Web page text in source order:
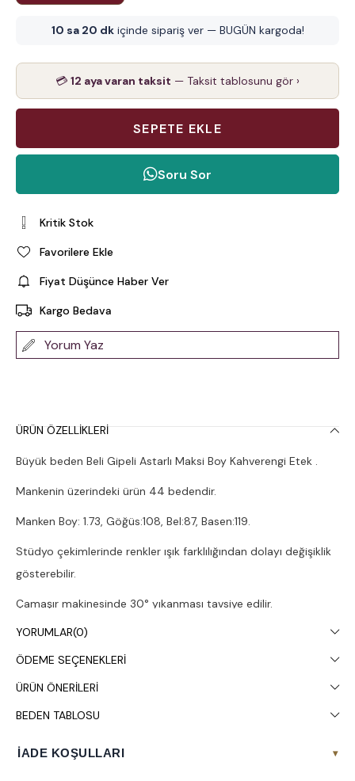
10 sa 20 dkiçinde sipariş ver — BUGÜN kargoda!
💳 12 aya varan taksit — Taksit tablosunu gör ›
Soru Sor
Kritik Stok
Favorilere Ekle
Fiyat Düşünce Haber Ver
Kargo Bedava
Yorum Yaz
ÜRÜN ÖZELLIKLERI
Büyük beden Beli Gipeli Astarlı Maksi Boy Kahverengi Etek .
Mankenin üzerindeki ürün 44 bedendir.
Manken Boy: 1.73, Göğüs:108, Bel:87, Basen:119.
Stüdyo çekimlerinde renkler ışık farklılığından dolayı değişiklik
gösterebilir.
Çamaşır makinesinde 30° yıkanması tavsiye edilir.
YORUMLAR(0)
ÖDEME SEÇENEKLERI
ÜRÜN ÖNERILERI
BEDEN TABLOSU
İADE KOŞULLARI ▾